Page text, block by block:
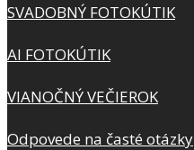
SVADOBNÝ FOTOKÚTIK
AI FOTOKÚTIK
VIANOČNÝ VEČIEROK
Odpovede na časté otázky